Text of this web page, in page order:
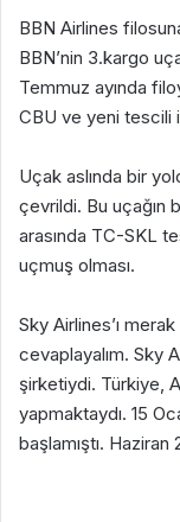
BBN Airlines
BBN’nin 3.kargo
Temmuz ayında
CBU ve yeni tescili
Uçak aslında bir
çevrildi. Bu uçağın
arasında TC-SKL
uçmuş olması.
Sky Airlines’ı
cevaplayalım. Sky
şirketiydi. Türkiye,
yapmaktaydı. 15
başlamıştı.